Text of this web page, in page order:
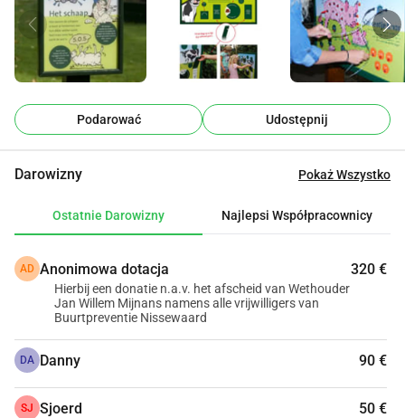
Chcielibyśmy spełnić następujące życzenia:
Panel informacyjny Varkentje Knor
Interaktywnie, ucząc się przez zabawę: odpowiednia
kombinacja daje zieloną lampkę i przyjemny dźwięk. To
dobrych kombinacji. (Buro Kloeg)
Stoły piknikowe
zestawy piknikowe z
Panel informacyjny Geitje
Bokkensprong (Buro Kloeg)
Nowa wieża gołębia
Zrealizowane do tej
Podarować Udostępnij
Darowizny Pokaż Wszystko
Ostatnie Darowizny Najlepsi Współpracownicy
AD Anonimowa dotacja 320 €
Hierbij een donatie n.a.v. het afscheid van Wethouder
Jan Willem Mijnans namens alle vrijwilligers van
Buurtpreventie Nissewaard
DA Danny 90 €
SJ Sjoerd 50 €